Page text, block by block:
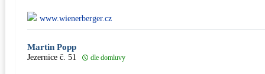
www.wienerberger.cz
Martin Popp
Jezernice č. 51 dle domluvy